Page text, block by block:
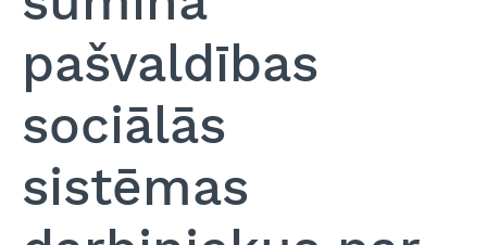
pašvaldības
sociālās
sistēmas